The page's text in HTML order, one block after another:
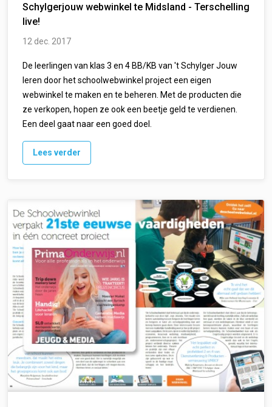
Schylgerjouw webwinkel te Midsland - Terschelling
live!
12 dec. 2017
De leerlingen van klas 3 en 4 BB/KB van 't Schylger Jouw
leren door het schoolwebwinkel project een eigen
webwinkel te maken en te beheren. Met de producten die
ze verkopen, hopen ze ook een beetje geld te verdienen.
Een deel gaat naar een goed doel.
Lees verder